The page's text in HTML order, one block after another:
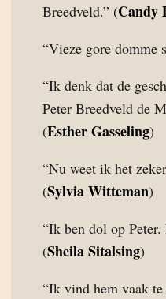
Breedveld.” (Candy
“Vieze gore domme
“Ik denk dat de
Peter Breedveld de
(Esther Gasseling)
“Nu weet ik het
(Sylvia Witteman)
“Ik ben dol op
(Sheila Sitalsing)
“Ik vind hem vaak